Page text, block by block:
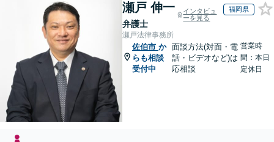
瀬戸 伸一
弁護士
インタビュ
ーを見る
福岡県
瀬戸法律事務所
佐伯市 か
らも相談
受付中
面談方法(対面・電
話・ビデオなど)は
応相談
営業時
間：本日
定休日